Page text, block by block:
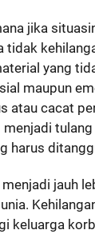
jika
tidak
yang
maupun
atau cacat
harus
jauh
keluarga